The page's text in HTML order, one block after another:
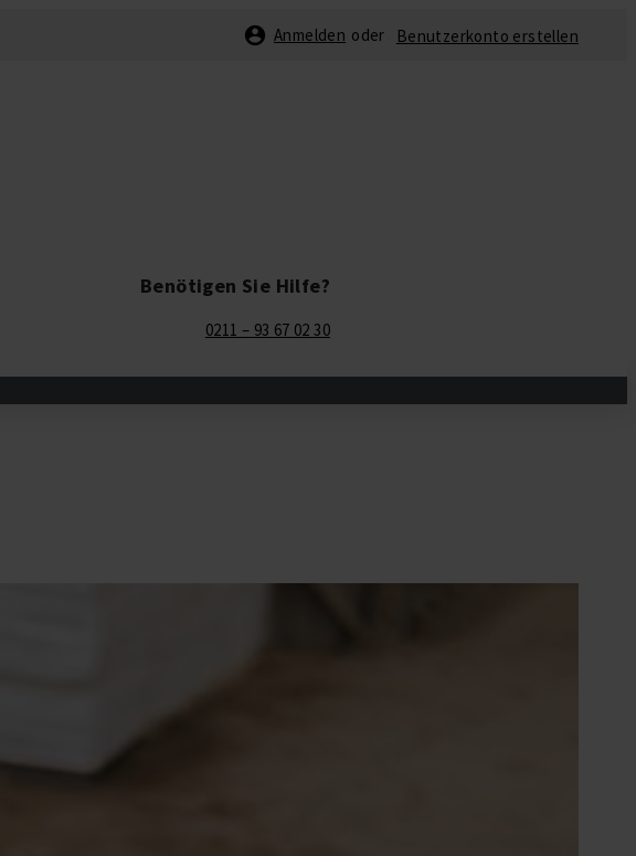
Anmelden Benutzerkonto erstellen
Benötigen Sie Hilfe?
0211 – 93 67 02 30